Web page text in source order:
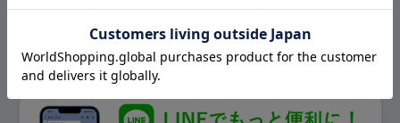
個人情報の取り扱いについて
運営会社